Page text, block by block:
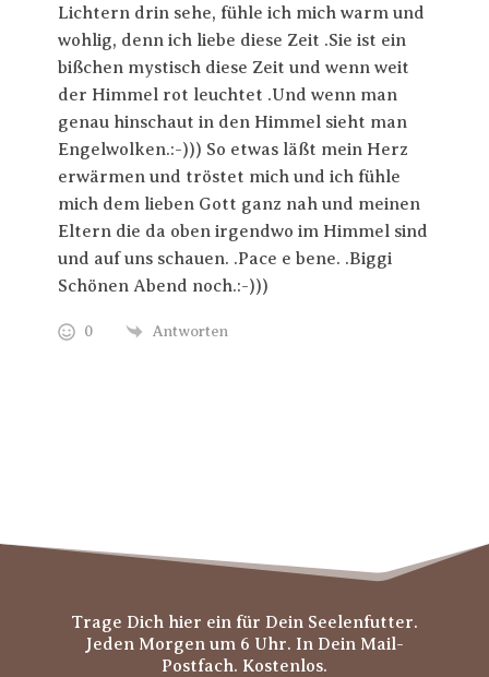
Lichtern drin sehe, fühle ich mich warm und
wohlig, denn ich liebe diese Zeit .Sie ist ein
bißchen mystisch diese Zeit und wenn weit
der Himmel rot leuchtet .Und wenn man
genau hinschaut in den Himmel sieht man
Engelwolken.:-))) So etwas läßt mein Herz
erwärmen und tröstet mich und ich fühle
mich dem lieben Gott ganz nah und meinen
Eltern die da oben irgendwo im Himmel sind
und auf uns schauen. .Pace e bene. .Biggi
Schönen Abend noch.:-)))
0 Antworten
Trage Dich hier ein für Dein Seelenfutter.
Jeden Morgen um 6 Uhr. In Dein Mail-
Postfach. Kostenlos.